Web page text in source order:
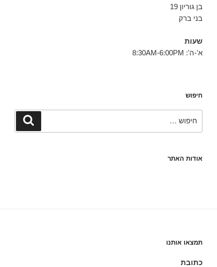
בן גוריון 19
בני ברק
שעות
א'-ה': 8:30AM-6:00PM
חיפוש
חיפוש
אודות האתר
תמצאו אותנו
כתובת